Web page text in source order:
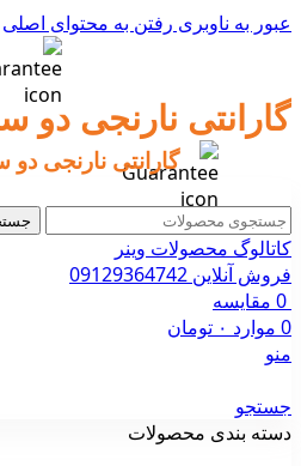
عبور به ناوبری رفتن به محتوای اصلی
گارانتی نارنجی دو
گارانتی نارنجی دو
کاتالوگ محصولات وینر
فروش آنلاین 09129364742
0 مقایسه
0 موارد ۰ تومان
منو
جستجو
دسته بندی محصولات